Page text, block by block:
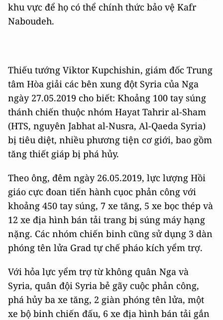
khu vực để họ có thể chính thức bảo vệ Kafr
Naboudeh.
Thiếu tướng Viktor Kupchishin, giám đốc Trung
tâm Hòa giải các bên xung đột Syria của Nga
ngày 27.05.2019 cho biết: Khoảng 100 tay súng
thánh chiến thuộc nhóm Hayat Tahrir al-Sham
(HTS, nguyên Jabhat al-Nusra, Al-Qaeda Syria)
bị tiêu diệt, nhiều phương tiện cơ giới, bao gồm
tăng thiết giáp bị phá hủy.
Theo ông, đêm ngày 26.05.2019, lực lượng Hồi
giáo cực đoan tiến hành cụoc phản công với
khoảng 450 tay súng, 7 xe tăng, 5 xe bọc thép và
12 xe địa hình bán tải trang bị súng máy hạng
nặng. Các nhóm chiến binh cũng sử dụng 3 dàn
phóng tên lửa Grad tự chế pháo kích yểm trợ.
Với hỏa lực yểm trợ từ không quân Nga và
Syria, quân đội Syria bẻ gãy cuộc phản công,
phá hủy ba xe tăng, 2 giàn phóng tên lửa, một
xe bộ binh chiến đấu, 6 xe địa hình bán tải gắn